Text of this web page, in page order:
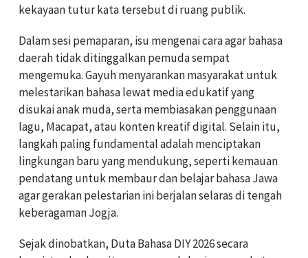
kekayaan tutur kata tersebut di ruang publik.
Dalam sesi pemaparan, isu mengenai cara agar bahasa
daerah tidak ditinggalkan pemuda sempat
mengemuka. Gayuh menyarankan masyarakat untuk
melestarikan bahasa lewat media edukatif yang
disukai anak muda, serta membiasakan penggunaan
lagu, Macapat, atau konten kreatif digital. Selain itu,
langkah paling fundamental adalah menciptakan
lingkungan baru yang mendukung, seperti kemauan
pendatang untuk membaur dan belajar bahasa Jawa
agar gerakan pelestarian ini berjalan selaras di tengah
keberagaman Jogja.
Sejak dinobatkan, Duta Bahasa DIY 2026 secara